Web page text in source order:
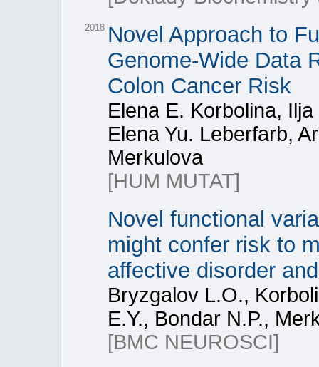
2018 Novel Approach to
Genome-Wide Data
Colon Cancer Risk
Elena E. Korbolina,
Elena Yu. Leberfarb,
Merkulova
[HUM MUTAT]
Novel functional
might confer risk to
affective disorder
Bryzgalov L.O.,
E.Y., Bondar N.P.,
[BMC NEUROSCI]